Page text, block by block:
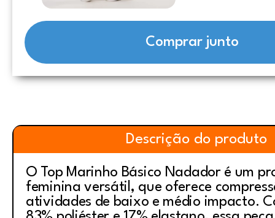
Comprar junto
Descrição do produto
O Top Marinho Básico Nadador é um
feminina versátil, que oferece
atividades de baixo e médio impacto.